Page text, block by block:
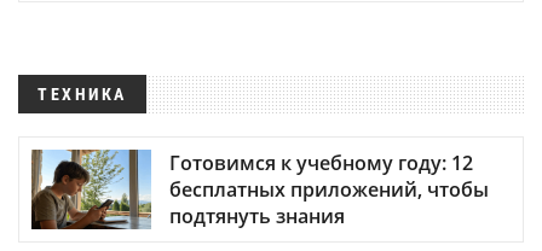
ТЕХНИКА
Готовимся к учебному году: 12
бесплатных приложений, чтобы
подтянуть знания